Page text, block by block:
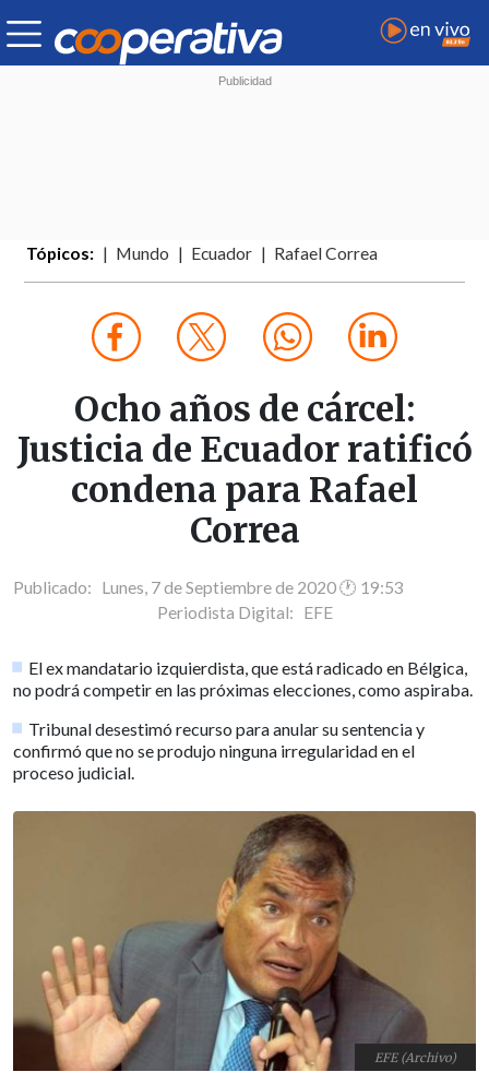
Tópicos: Mundo Ecuador Rafael Correa
Ocho años de cárcel:
Justicia de Ecuador ratificó
condena para Rafael
Correa
Publicado: Lunes, 7 de Septiembre de 2020 🕐 19:53
Periodista Digital: EFE
El ex mandatario izquierdista, que está radicado en Bélgica,
no podrá competir en las próximas elecciones, como aspiraba.
Tribunal desestimó recurso para anular su sentencia y
confirmó que no se produjo ninguna irregularidad en el
proceso judicial.
EFE (Archivo)